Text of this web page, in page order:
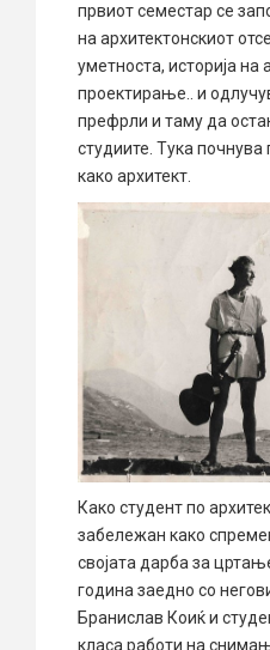
првиот семестар се
на архитектонскиот
уметноста, историја на
проектирање.. и
префрли и таму да
студиите. Тука
како архитект.
Како студент по
забележан како
својата дарба за
година заедно со
Бранислав Коиќ и
класа работи на